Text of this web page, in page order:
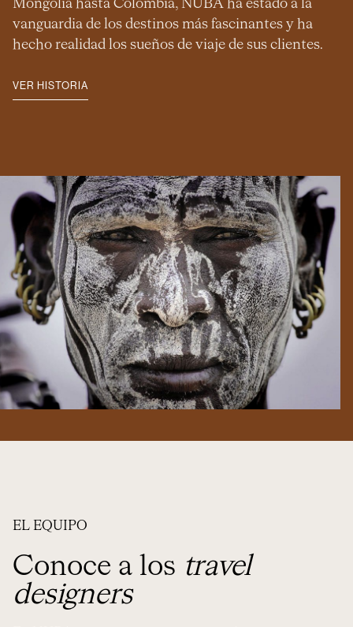
Mongolia hasta Colombia, NUBA ha estado a la
vanguardia de los destinos más fascinantes y ha
hecho realidad los sueños de viaje de sus clientes.
VER HISTORIA
EL EQUIPO
Conoce a los travel
designers